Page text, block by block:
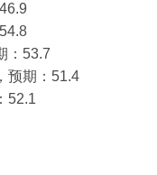
：53.7
预期：51.4
52.1